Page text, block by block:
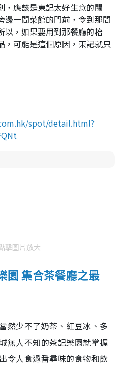
，應該是東記太好生意的關
邊一間菜館的門前，令到那間
以，如果要用到那餐廳的枱
，可能是這個原因，東記就只
spot/detail.html?
擊圖片放大
園 集合茶餐廳之最
然少不了奶茶、紅豆冰、多
無人不知的茶記樂園就掌握
令人食過番尋味的食物和飲